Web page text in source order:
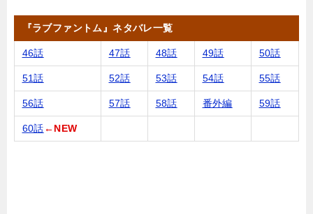
『ラブファントム』ネタバレ一覧
46話 47話 48話 49話 50話
51話 52話 53話 54話 55話
56話 57話 58話 番外編 59話
60話 ←NEW